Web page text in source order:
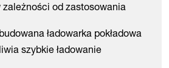
zależności od zastosowania
ładowarka pokładowa
szybkie ładowanie